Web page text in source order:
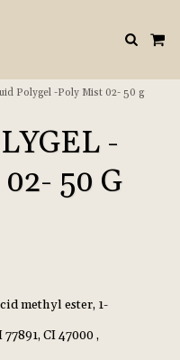
Polygel -Poly Mist 02- 50 g
-
50 G
methyl ester, 1-
CI 47000 ,